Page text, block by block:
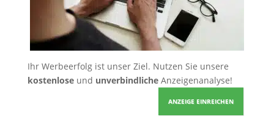
Ihr Werbeerfolg ist unser Ziel. Nutzen Sie unsere
kostenloseund unverbindlicheAnzeigenanalyse!
ANZEIGE EINREICHEN